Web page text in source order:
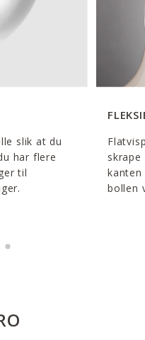
slik at du
har flere
til
bollen